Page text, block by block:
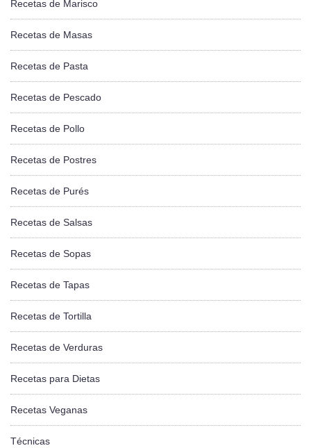
Recetas de Marisco
Recetas de Masas
Recetas de Pasta
Recetas de Pescado
Recetas de Pollo
Recetas de Postres
Recetas de Purés
Recetas de Salsas
Recetas de Sopas
Recetas de Tapas
Recetas de Tortilla
Recetas de Verduras
Recetas para Dietas
Recetas Veganas
Técnicas